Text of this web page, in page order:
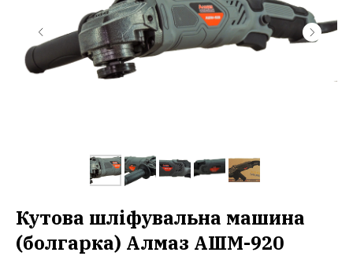
Кутова шліфувальна машина
(болгарка) Алмаз АШМ-920